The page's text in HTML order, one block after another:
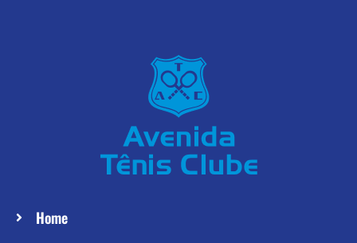
Home